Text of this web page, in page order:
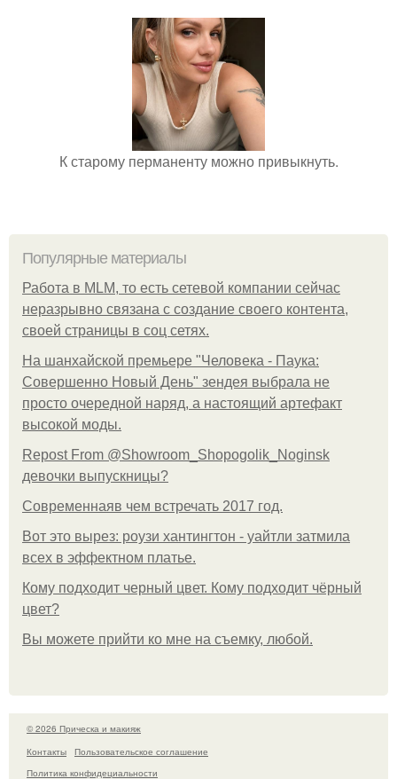
К старому перманенту можно привыкнуть.
Популярные материалы
Работа в MLM, то есть сетевой компании сейчас
неразрывно связана с создание своего контента,
своей страницы в соц сетях.
На шанхайской премьере "Человека - Паука:
Совершенно Новый День" зендея выбрала не
просто очередной наряд, а настоящий артефакт
высокой моды.
Repost From @Showroom_Shopogolik_Noginsk
девочки выпускницы?
Современнаяв чем встречать 2017 год.
Вот это вырез: роузи хантингтон - уайтли затмила
всех в эффектном платьe.
Кому подходит черный цвет. Кому подходит чёрный
цвет?
Вы можете прийти ко мне на съемку, любой.
© 2026 Прическа и макияж
Контакты
Пользовательское соглашение
Политика конфидециальности